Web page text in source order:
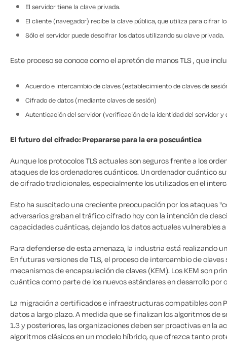
El servidor tiene la clave privada.
El cliente (navegador) recibe la clave pública, que utiliza para cifrar
Sólo el servidor puede descifrar los datos utilizando su clave privada.
Este proceso se conoce como el apretón de manos TLS , que
Acuerdo e intercambio de claves (establecimiento de claves de
Cifrado de datos (mediante claves de sesión)
Autenticación del servidor (verificación de la identidad del servidor y
El futuro del cifrado: Prepararse para la era poscuántica
Aunque los protocolos TLS actuales son seguros frente a los
ataques de los ordenadores cuánticos. Un ordenador cuántico
de cifrado tradicionales, especialmente los utilizados en el
Esto ha suscitado una creciente preocupación por los ataques
adversarios graban el tráfico cifrado hoy con la intención de
capacidades cuánticas, dejando los datos actuales vulnerables
Para defenderse de esta amenaza, la industria está realizando
En futuras versiones de TLS, el proceso de intercambio de
mecanismos de encapsulación de claves (KEM). Los KEM son
cuántica como parte de los nuevos estándares en desarrollo por
La migración a certificados e infraestructuras compatibles con
datos a largo plazo. A medida que se finalizan los algoritmos de
1.3 y posteriores, las organizaciones deben ser proactivas en la
algoritmos clásicos en un modelo híbrido, que ofrezca tanto